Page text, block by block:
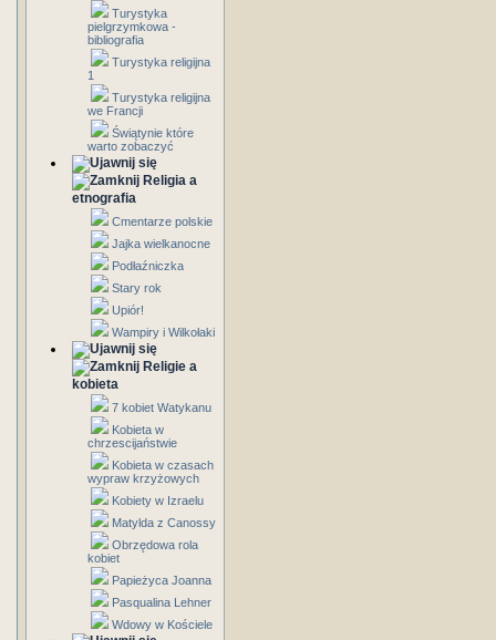
Turystyka
pielgrzymkowa -
bibliografia
Turystyka religijna
1
Turystyka religijna
we Francji
Świątynie które
warto zobaczyć
Religia a
etnografia
Cmentarze polskie
Jajka wielkanocne
Podłaźniczka
Stary rok
Upiór!
Wampiry i Wilkołaki
Religie a
kobieta
7 kobiet Watykanu
Kobieta w
chrzescijaństwie
Kobieta w czasach
wypraw krzyżowych
Kobiety w Izraelu
Matylda z Canossy
Obrzędowa rola
kobiet
Papieżyca Joanna
Pasqualina Lehner
Wdowy w Kościele